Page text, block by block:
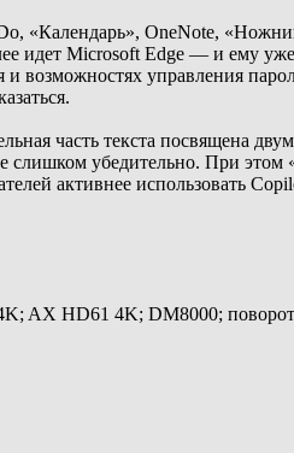
«Календарь», OneNote,
идет Microsoft Edge — и ему
возможностях управления
часть текста посвящена
убедительно. При этом
активнее использовать
AX HD61 4K; DM8000;